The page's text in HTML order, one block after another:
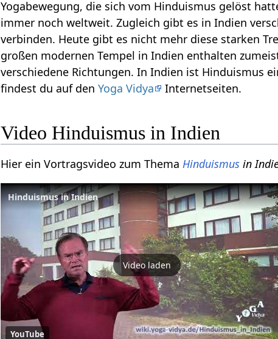
Yogabewegung, die sich vom Hinduismus gelöst
immer noch weltweit. Zugleich gibt es in Indien
verbinden. Heute gibt es nicht mehr diese starken
großen modernen Tempel in Indien enthalten
verschiedene Richtungen. In Indien ist Hinduismus
findest du auf denYoga Vidya Internetseiten.
Video Hinduismus in Indien
Hier ein Vortragsvideo zum Thema Hinduismus in
Hinduismus in Indien
Video laden
YouTube